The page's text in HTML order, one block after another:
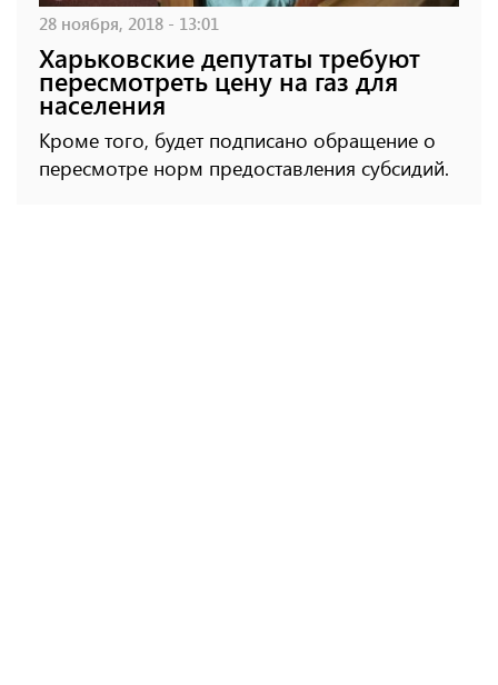
28 ноября, 2018 - 13:01
Харьковские депутаты требуют
пересмотреть цену на газ для
населения
Кроме того, будет подписано обращение о
пересмотре норм предоставления субсидий.